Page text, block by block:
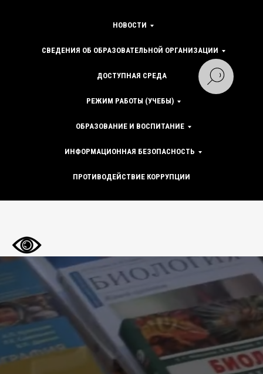
НОВОСТИ
СВЕДЕНИЯ ОБ ОБРАЗОВАТЕЛЬНОЙ ОРГАНИЗАЦИИ
ДОСТУПНАЯ СРЕДА
РЕЖИМ РАБОТЫ (УЧЕБЫ)
ОБРАЗОВАНИЕ И ВОСПИТАНИЕ
ИНФОРМАЦИОННАЯ БЕЗОПАСНОСТЬ
ПРОТИВОДЕЙСТВИЕ КОРРУПЦИИ